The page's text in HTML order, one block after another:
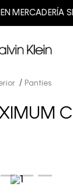
MERCADERÍA
Panties